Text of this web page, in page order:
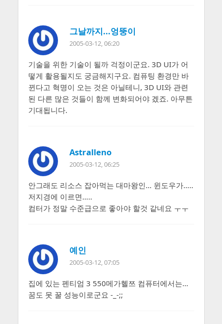
그날까지...엉뚱이
2005-03-12, 06:20
기술을 위한 기술이 될까 걱정이군요. 3D UI가 어
떻게 활용될지도 궁금해지구요. 컴퓨팅 환경만 바
뀐다고 혁명이 오는 것은 아닐테니, 3D UI와 관련
된 다른 많은 것들이 함께 변화되어야 겠죠. 아무튼
기대됩니다.
Astralleno
2005-03-12, 06:25
안그래도 리소스 잡아먹는 대마왕인… 윈도우가…..
저지경에 이르면…..
컴터가 정말 수준급으로 좋아야 할것 같네요 ㅜㅜ
예인
2005-03-12, 07:05
집에 있는 펜티엄 3 550메가헬쯔 컴퓨터에서는…
꿈도 못 꿀 성능이로군요 -_-;;